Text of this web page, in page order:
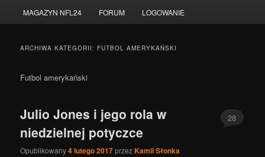
tekstu
widgetów
MAGAZYN NFL24 FORUM LOGOWANIE
ARCHIWA KATEGORII: FUTBOL AMERYKAŃSKI
Futbol amerykański
Julio Jones i jego rola w
niedzielnej potyczce
Opublikowany4 lutego 2017przezKamil Słonka
28